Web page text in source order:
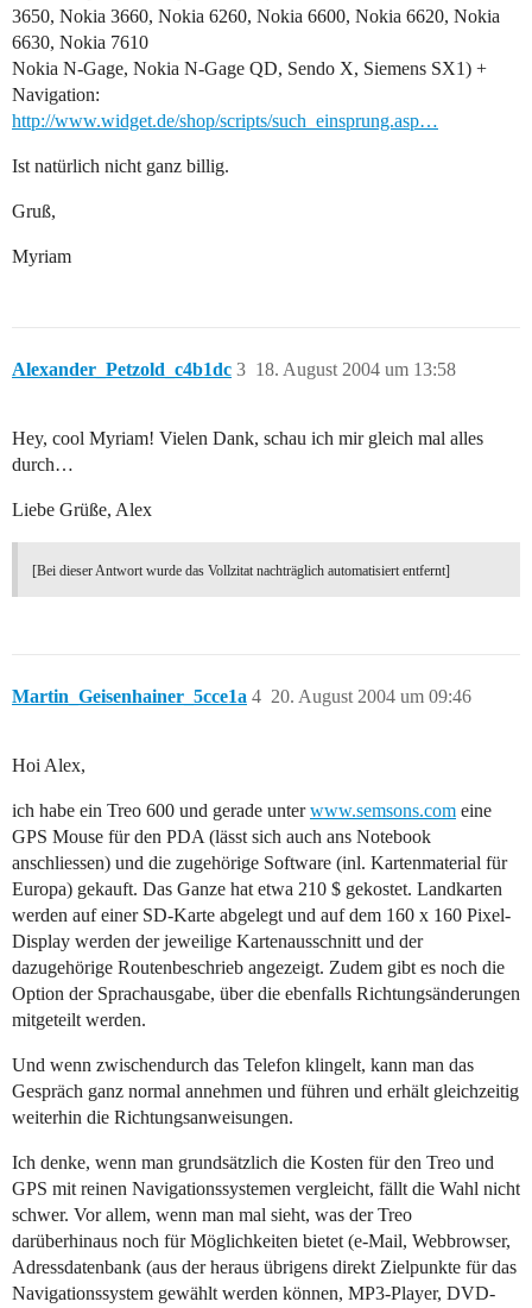
3650, Nokia 3660, Nokia 6260, Nokia 6600, Nokia 6620, Nokia
6630, Nokia 7610
Nokia N-Gage, Nokia N-Gage QD, Sendo X, Siemens SX1) +
Navigation:
http://www.widget.de/shop/scripts/such_einsprung.asp…
Ist natürlich nicht ganz billig.
Gruß,
Myriam
Alexander_Petzold_c4b1dc 18. August 2004 um 13:58
3
Hey, cool Myriam! Vielen Dank, schau ich mir gleich mal alles
durch…
Liebe Grüße, Alex
[Bei dieser Antwort wurde das Vollzitat nachträglich automatisiert entfernt]
Martin_Geisenhainer_5cce1a 20. August 2004 um 09:46
4
Hoi Alex,
ich habe ein Treo 600 und gerade unterwww.semsons.com eine
GPS Mouse für den PDA (lässt sich auch ans Notebook
anschliessen) und die zugehörige Software (inl. Kartenmaterial für
Europa) gekauft. Das Ganze hat etwa 210 $ gekostet. Landkarten
werden auf einer SD-Karte abgelegt und auf dem 160 x 160 Pixel-
Display werden der jeweilige Kartenausschnitt und der
dazugehörige Routenbeschrieb angezeigt. Zudem gibt es noch die
Option der Sprachausgabe, über die ebenfalls Richtungsänderungen
mitgeteilt werden.
Und wenn zwischendurch das Telefon klingelt, kann man das
Gespräch ganz normal annehmen und führen und erhält gleichzeitig
weiterhin die Richtungsanweisungen.
Ich denke, wenn man grundsätzlich die Kosten für den Treo und
GPS mit reinen Navigationssystemen vergleicht, fällt die Wahl nicht
schwer. Vor allem, wenn man mal sieht, was der Treo
darüberhinaus noch für Möglichkeiten bietet (e-Mail, Webbrowser,
Adressdatenbank (aus der heraus übrigens direkt Zielpunkte für das
Navigationssystem gewählt werden können, MP3-Player, DVD-